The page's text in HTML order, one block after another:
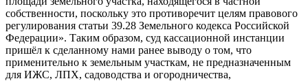
собственности, поскольку это противоречит целям правового
регулирования статьи 39.28 Земельного кодекса Российской
Федерации». Таким образом, суд кассационной инстанции
пришёл к сделанному нами ранее выводу о том, что
применительно к земельным участкам, не предназначенным
для ИЖС, ЛПХ, садоводства и огородничества,